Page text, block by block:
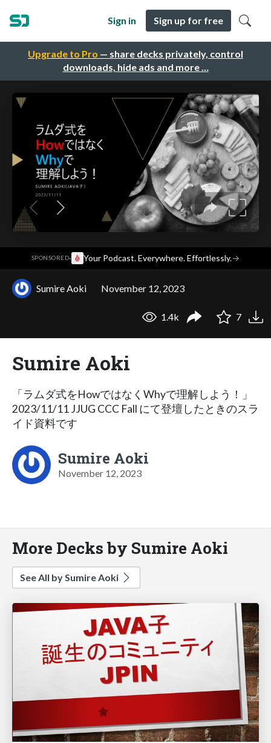
Upgrade to Pro — share decks privately, control
downloads, hide ads and more …
Sign in Sign up for free
SPONSORED· Your Podcast. Everywhere. Effortlessly.→
Sumire Aoki November 12, 2023
1.4k 7
Sumire Aoki
「ラムダ式をHowではなくWhyで理解しよう！」
2023/11/11 JJUG CCC Fall にて登壇したときのスラ
イド資料です
Sumire Aoki
November 12, 2023
More Decks by Sumire Aoki
See All by Sumire Aoki